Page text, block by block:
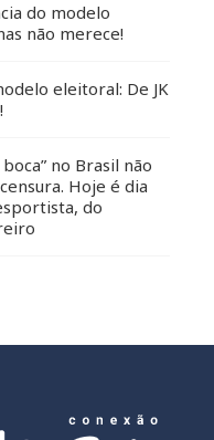
do modelo
não merece!
eleitoral: De JK
boca” no Brasil não
Hoje é dia
do